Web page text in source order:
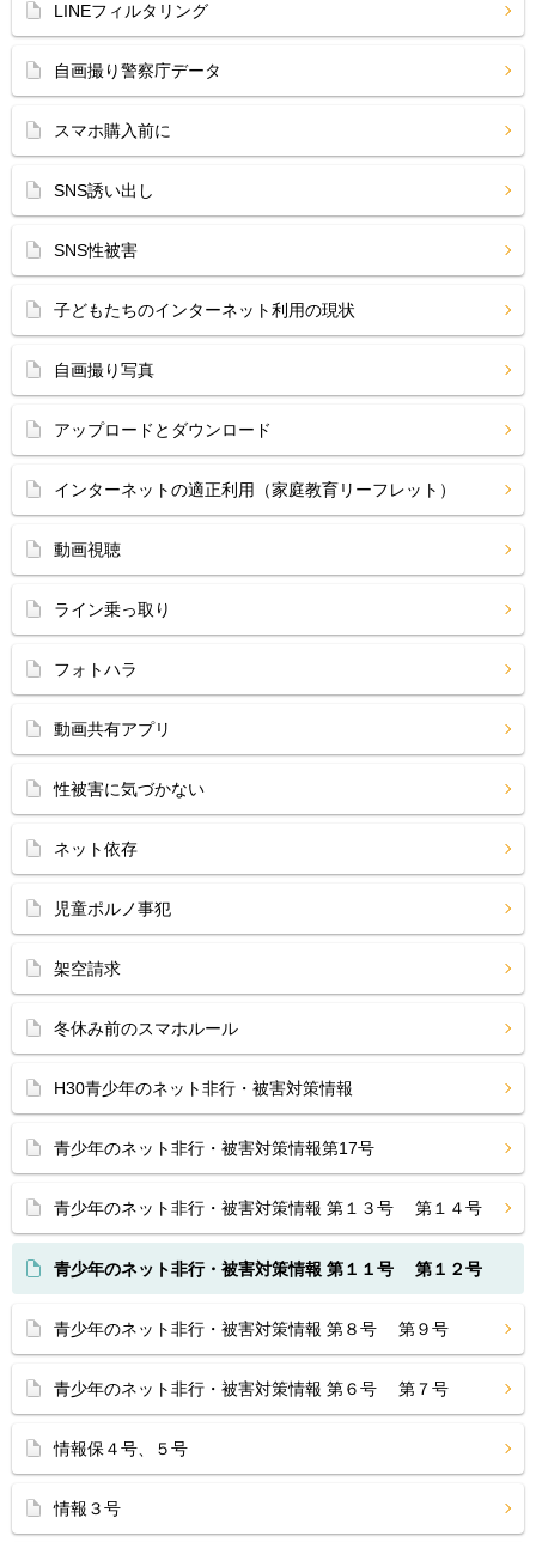
LINEフィルタリング
自画撮り警察庁データ
スマホ購入前に
SNS誘い出し
SNS性被害
子どもたちのインターネット利用の現状
自画撮り写真
アップロードとダウンロード
インターネットの適正利用（家庭教育リーフレット）
動画視聴
ライン乗っ取り
フォトハラ
動画共有アプリ
性被害に気づかない
ネット依存
児童ポルノ事犯
架空請求
冬休み前のスマホルール
H30青少年のネット非行・被害対策情報
青少年のネット非行・被害対策情報第17号
青少年のネット非行・被害対策情報 第１３号 第１４号
青少年のネット非行・被害対策情報 第１１号 第１２号
青少年のネット非行・被害対策情報 第８号 第９号
青少年のネット非行・被害対策情報 第６号 第７号
情報保４号、５号
情報３号